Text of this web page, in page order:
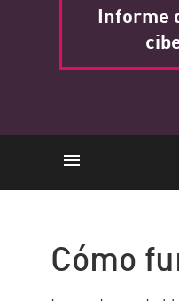
Informe
Cómo
Cómo